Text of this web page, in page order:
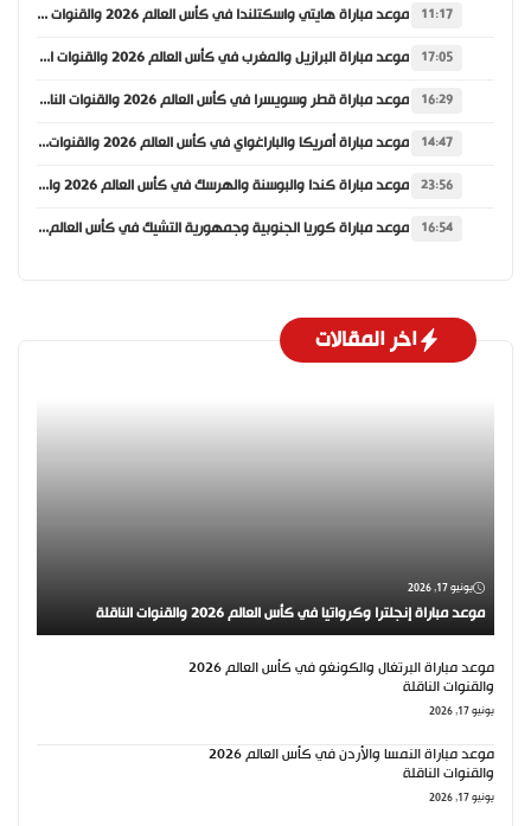
11:17 موعد مباراة هايتي واسكتلندا في كأس العالم 2026 والقنوات الناقلة
17:05 موعد مباراة البرازيل والمغرب في كأس العالم 2026 والقنوات الناقلة
16:29 موعد مباراة قطر وسويسرا في كأس العالم 2026 والقنوات الناقلة
14:47 موعد مباراة أمريكا والباراغواي في كأس العالم 2026 والقنوات الناقلة
23:56 موعد مباراة كندا والبوسنة والهرسك في كأس العالم 2026 والقنوات الناقلة
16:54 موعد مباراة كوريا الجنوبية وجمهورية التشيك في كأس العالم 2026 والقنوات الناقلة
اخر المقالات
يونيو 17, 2026
موعد مباراة إنجلترا وكرواتيا في كأس العالم 2026 والقنوات الناقلة
موعد مباراة البرتغال والكونغو في كأس العالم 2026
والقنوات الناقلة
يونيو 17, 2026
موعد مباراة النمسا والأردن في كأس العالم 2026
والقنوات الناقلة
يونيو 17, 2026